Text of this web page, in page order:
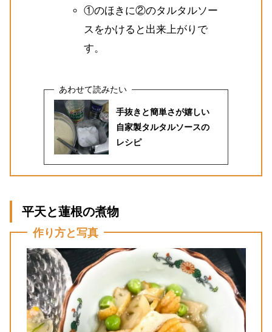
①のほきに②のタルタルソー
スをかけると出来上がりで
す。
手抜きと簡単さが嬉しい
自家製タルタルソースの
レシピ
平天と蓮根の煮物
作り方と写真